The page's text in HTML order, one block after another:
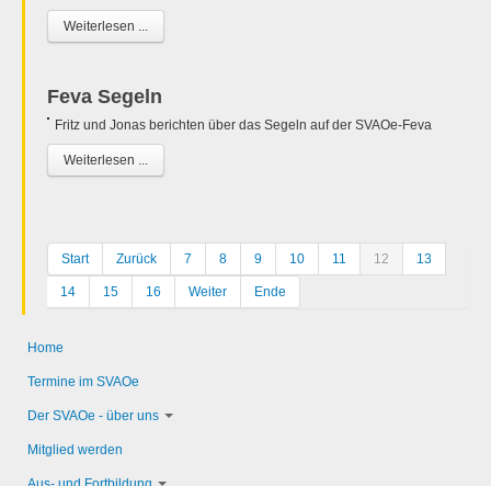
Weiterlesen ...
Feva Segeln
Fritz und Jonas berichten über das Segeln auf der SVAOe-Feva
Weiterlesen ...
Start Zurück 7 8 9 10 11 12 13
14 15 16 Weiter Ende
Home
Termine im SVAOe
Der SVAOe - über uns
Mitglied werden